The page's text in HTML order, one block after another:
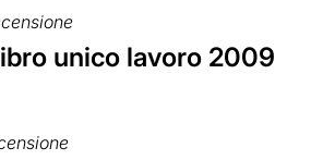
unico lavoro 2009